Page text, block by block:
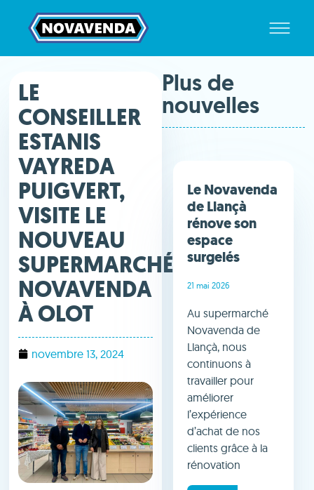
LE
CONSEILLER
ESTANIS
VAYREDA
PUIGVERT,
VISITE LE
NOUVEAU
SUPERMARCHÉ
NOVAVENDA
À OLOT
novembre 13, 2024
Plus de
nouvelles
Le Novavenda
de Llançà
rénove son
espace
surgelés
21 mai 2026
Au supermarché
Novavenda de
Llançà, nous
continuons à
travailler pour
améliorer
l’expérience
d’achat de nos
clients grâce à la
rénovation